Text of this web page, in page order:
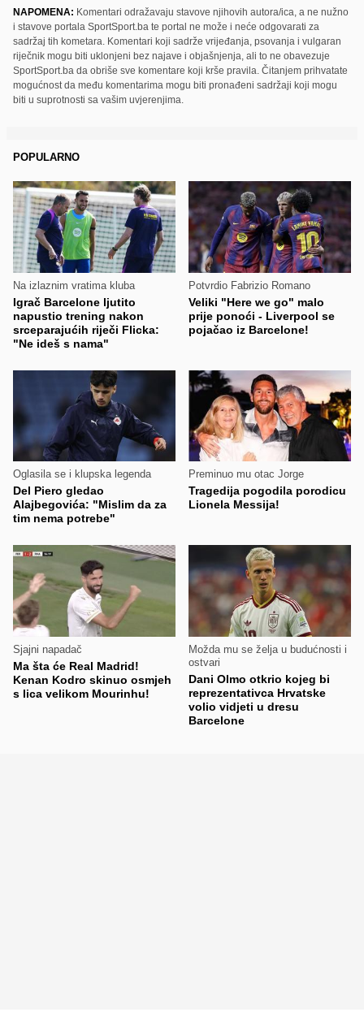
NAPOMENA: Komentari odražavaju stavove njihovih autora/ica, a ne nužno
i stavove portala SportSport.ba te portal ne može i neće odgovarati za
sadržaj tih kometara. Komentari koji sadrže vrijeđanja, psovanja i vulgaran
riječnik mogu biti uklonjeni bez najave i objašnjenja, ali to ne obavezuje
SportSport.ba da obriše sve komentare koji krše pravila. Čitanjem prihvatate
mogućnost da među komentarima mogu biti pronađeni sadržaji koji mogu
biti u suprotnosti sa vašim uvjerenjima.
POPULARNO
Na izlaznim vratima kluba
Igrač Barcelone ljutito
napustio trening nakon
srceparajućih riječi Flicka:
"Ne ideš s nama"
Potvrdio Fabrizio Romano
Veliki "Here we go" malo
prije ponoći - Liverpool se
pojačao iz Barcelone!
Oglasila se i klupska legenda
Del Piero gledao
Alajbegovića: "Mislim da za
tim nema potrebe"
Preminuo mu otac Jorge
Tragedija pogodila porodicu
Lionela Messija!
Sjajni napadač
Ma šta će Real Madrid!
Kenan Kodro skinuo osmjeh
s lica velikom Mourinhu!
Možda mu se želja u budućnosti i
ostvari
Dani Olmo otkrio kojeg bi
reprezentativca Hrvatske
volio vidjeti u dresu
Barcelone